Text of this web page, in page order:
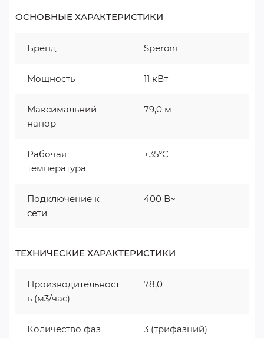
ОСНОВНЫЕ ХАРАКТЕРИСТИКИ
Бренд Speroni
Мощность 11 кВт
Максимальний
напор
79,0 м
Рабочая
температура
+35°C
Подключение к
сети
400 В~
ТЕХНИЧЕСКИЕ ХАРАКТЕРИСТИКИ
Производительност
ь (м3/час)
78,0
Количество фаз 3 (трифазний)